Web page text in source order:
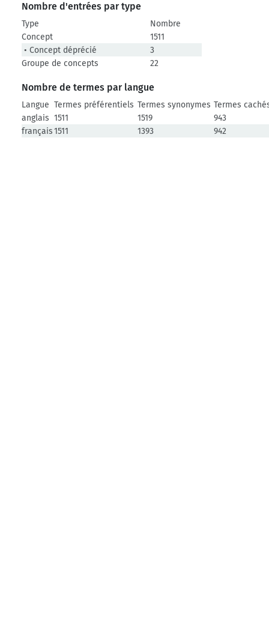
Nombre d'entrées par type
Type
Nombre
Concept
1511
• Concept déprécié
3
Groupe de concepts
22
Nombre de termes par langue
Langue Termes préférentiels Termes synonymes Termes
anglais 1511 1519
943
français1511 1393 942